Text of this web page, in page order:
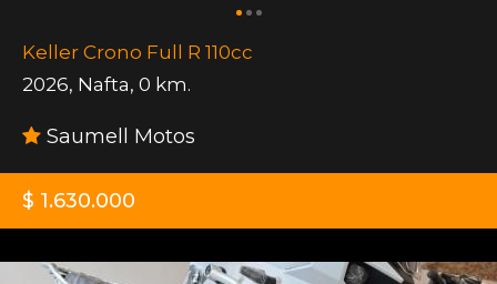
Keller Crono Full R 110cc
2026, Nafta, 0 km.
Saumell Motos
$ 1.630.000